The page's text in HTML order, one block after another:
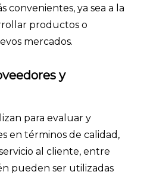
convenientes, ya sea a la
productos o
mercados.
y
para evaluar y
en términos de calidad,
al cliente, entre
pueden ser utilizadas